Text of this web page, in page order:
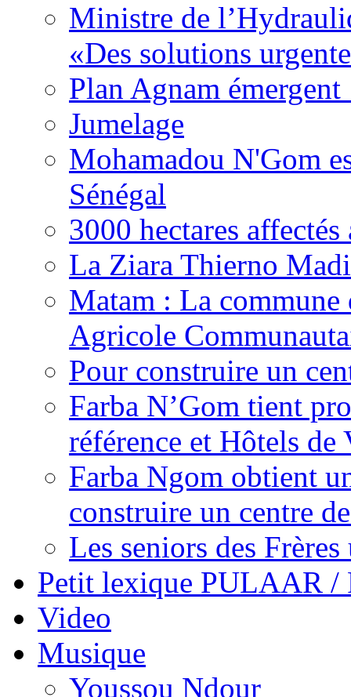
Ministre de
«Des solutions
Plan Agnam
Jumelage
Mohamadou N'Gom
Sénégal
3000 hectares
La Ziara Thierno
Matam : La
Agricole
Pour construire un
Farba N’Gom tient
référence et Hôtels
Farba Ngom obtient
construire un centre
Les seniors des Frères
Petit lexique PULAAR
Video
Musique
Youssou Ndour